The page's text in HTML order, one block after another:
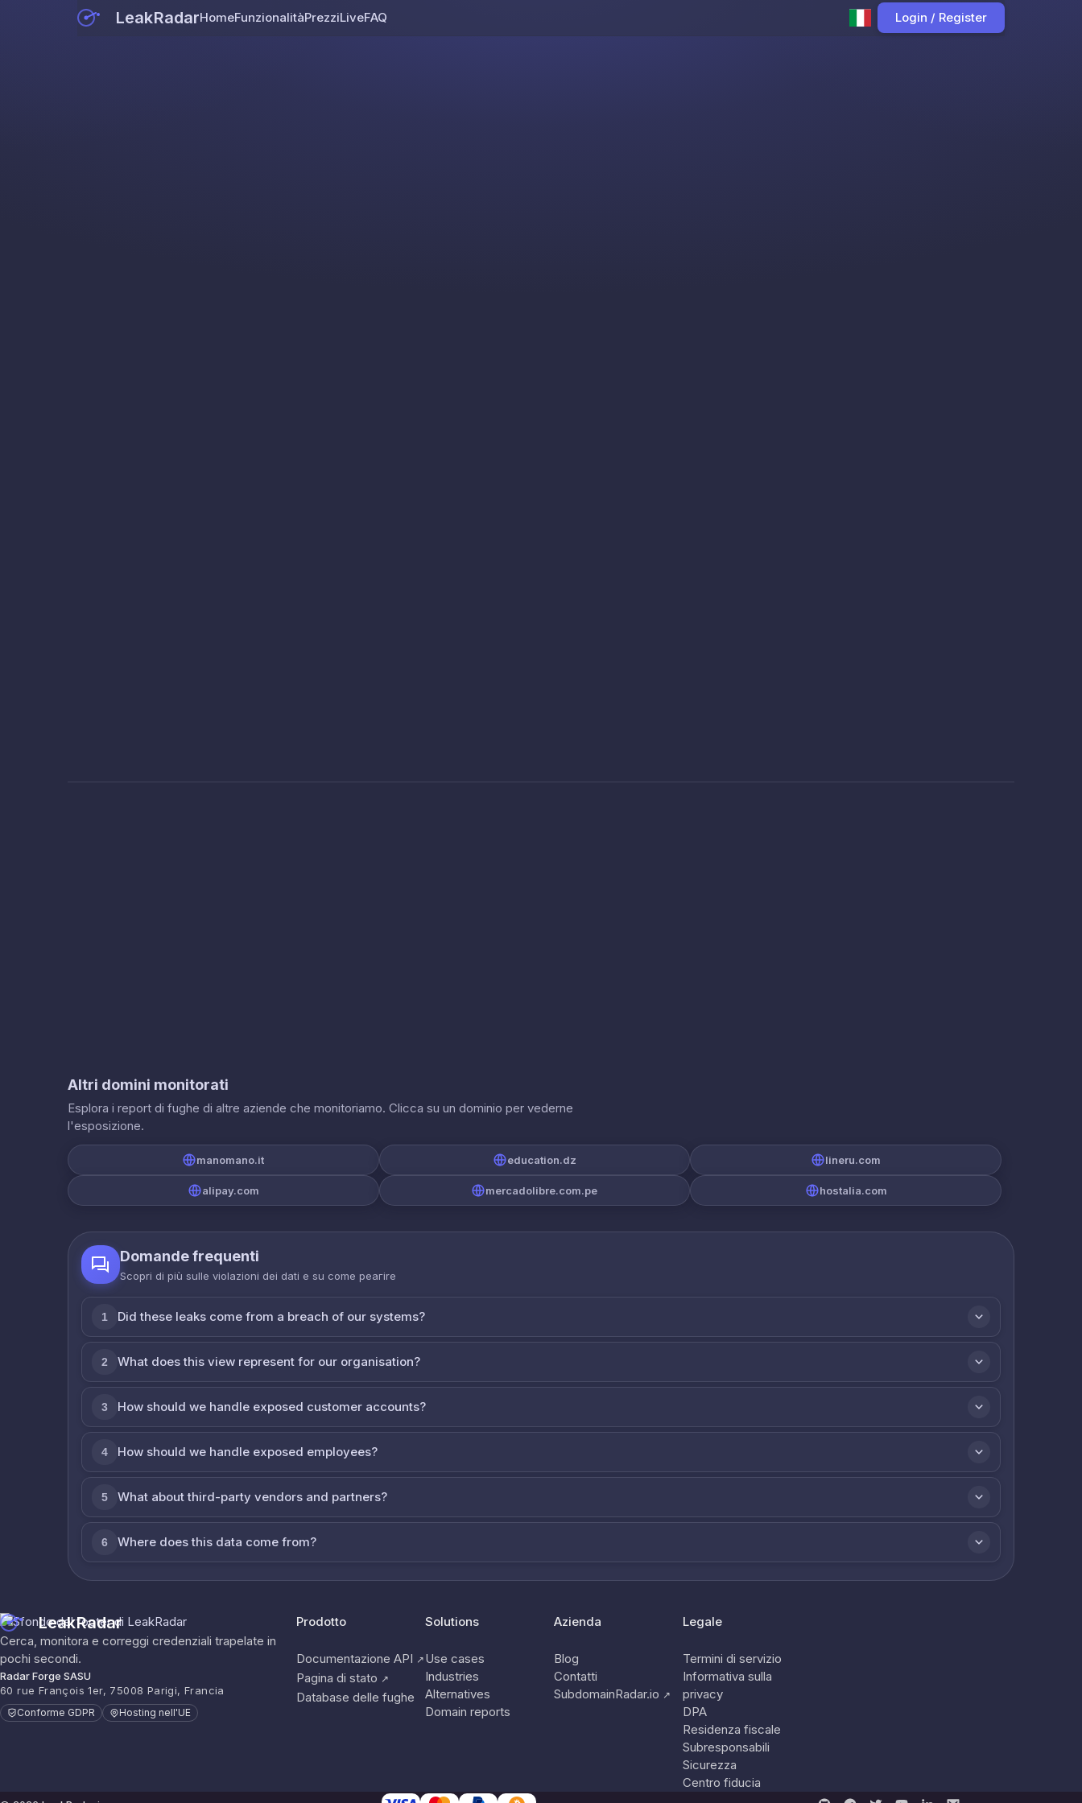
LeakRadarHomeFunzionalitàPrezziLiveFAQ Login / Register
Altri domini monitorati
Esplora i report di fughe di altre aziende che monitoriamo. Clicca su un dominio per vederne
l'esposizione.
manomano.it education.dz lineru.com
alipay.com mercadolibre.com.pe hostalia.com
Domande frequenti
Scopri di più sulle violazioni dei dati e su come реагire
1 Did these leaks come from a breach of our systems?
2 What does this view represent for our organisation?
3 How should we handle exposed customer accounts?
4 How should we handle exposed employees?
5 What about third-party vendors and partners?
6 Where does this data come from?
LeakRadar
Cerca, monitora e correggi credenziali trapelate in
pochi secondi.
Radar Forge SASU
60 rue François 1er, 75008 Parigi, Francia
Conforme GDPR Hosting nell'UE
Prodotto
Documentazione API ↗
Pagina di stato ↗
Database delle fughe
Solutions
Use cases
Industries
Alternatives
Domain reports
Azienda
Blog
Contatti
SubdomainRadar.io ↗
Legale
Termini di servizio
Informativa sulla
privacy
DPA
Residenza fiscale
Subresponsabili
Sicurezza
Centro fiducia